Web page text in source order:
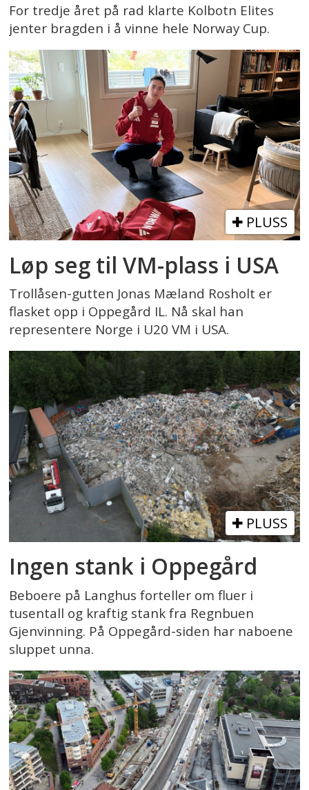
For tredje året på rad klarte Kolbotn Elites
jenter bragden i å vinne hele Norway Cup.
PLUSS
Løp seg til VM-plass i USA
Trollåsen-gutten Jonas Mæland Rosholt er
flasket opp i Oppegård IL. Nå skal han
representere Norge i U20 VM i USA.
PLUSS
Ingen stank i Oppegård
Beboere på Langhus forteller om fluer i
tusentall og kraftig stank fra Regnbuen
Gjenvinning. På Oppegård-siden har naboene
sluppet unna.